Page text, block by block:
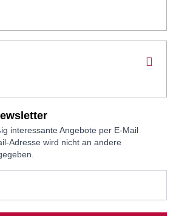
interessante Angebote per E-Mail
Adresse wird nicht an andere